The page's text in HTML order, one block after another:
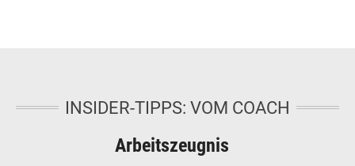
INSIDER-TIPPS: VOM COACH
Arbeitszeugnis